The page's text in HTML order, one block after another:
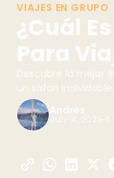
VIAJES EN GRUPO
¿Cuál
Para
Descubre la mejor
un safari
ver gorilas.
Andres
July 4, 2025 5